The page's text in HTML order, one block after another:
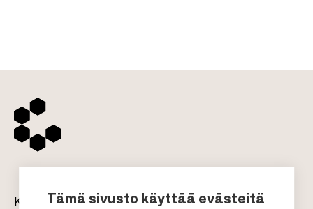
Kauppakeskukset
Tämä sivusto käyttää evästeitä